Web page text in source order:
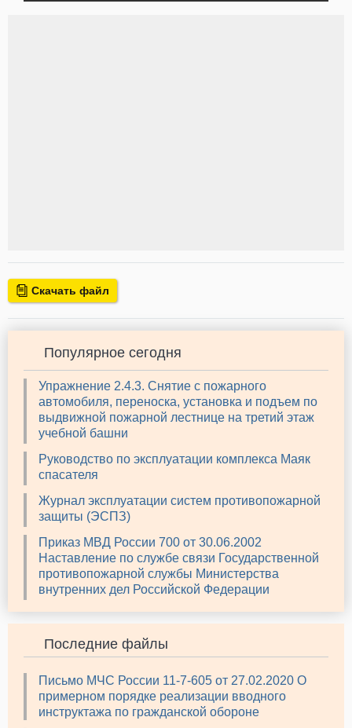
Скачать файл
Популярное сегодня
Упражнение 2.4.3. Снятие с пожарного
автомобиля, переноска, установка и подъем по
выдвижной пожарной лестнице на третий этаж
учебной башни
Руководство по эксплуатации комплекса Маяк
спасателя
Журнал эксплуатации систем противопожарной
защиты (ЭСПЗ)
Приказ МВД России 700 от 30.06.2002
Наставление по службе связи Государственной
противопожарной службы Министерства
внутренних дел Российской Федерации
Последние файлы
Письмо МЧС России 11-7-605 от 27.02.2020 О
примерном порядке реализации вводного
инструктажа по гражданской обороне